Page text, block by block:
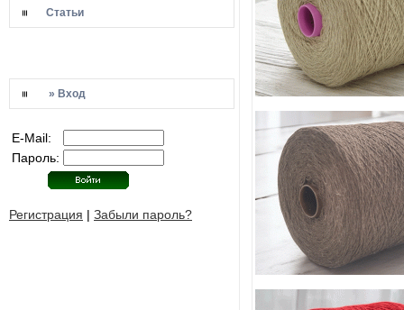
Статьи
» Вход
E-Mail:
Пароль:
Регистрация | Забыли пароль?